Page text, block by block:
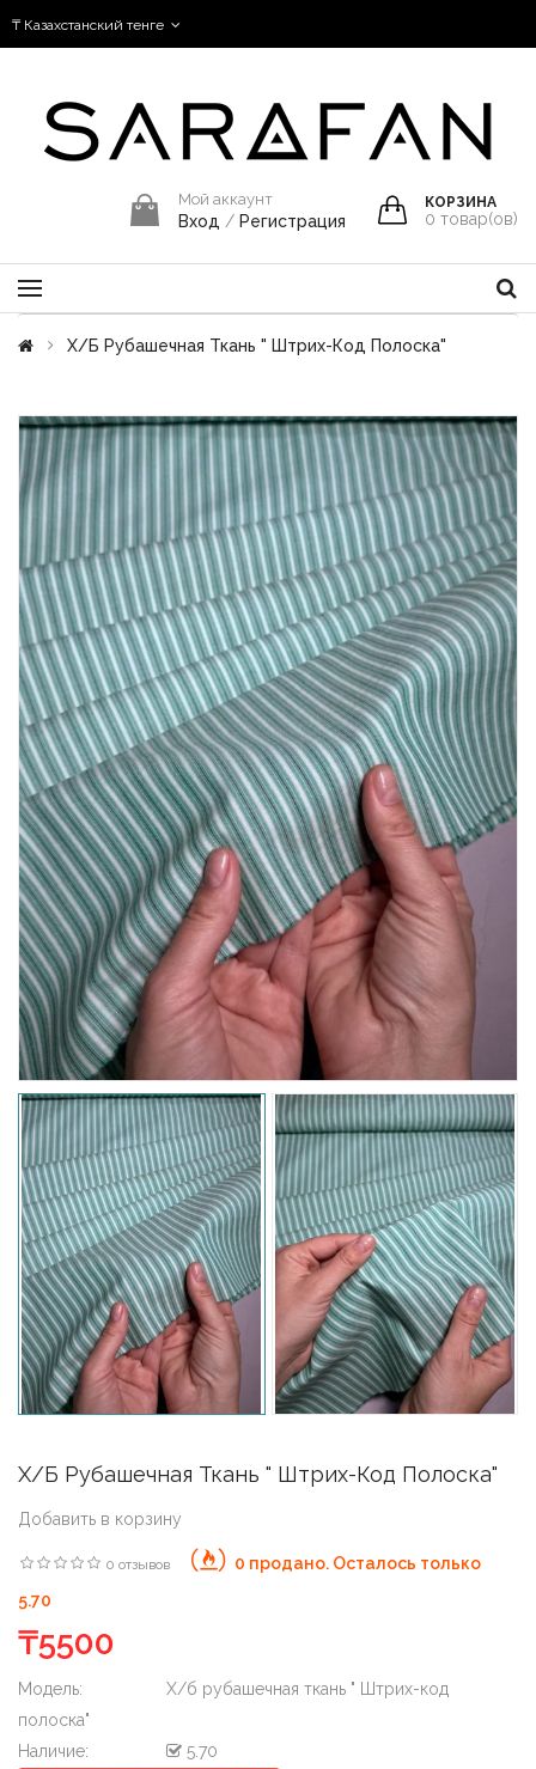
Мой аккаунт
Вход / Регистрация
КОРЗИНА
0 товар(ов)
Х/б Рубашечная Ткань " Штрих-Код Полоска"
Х/б Рубашечная Ткань " Штрих-Код Полоска"
Добавить в корзину
0 отзывов
0 продано. Осталось только
5.70
₸5500
Модель:
Х/б рубашечная ткань " Штрих-код
полоска"
Наличие:
5.70